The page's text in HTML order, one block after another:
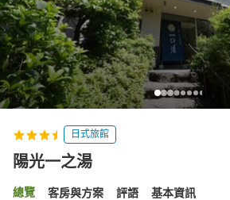
日式旅館
陽光一之湯
總覽 客房與方案 評語 基本資訊